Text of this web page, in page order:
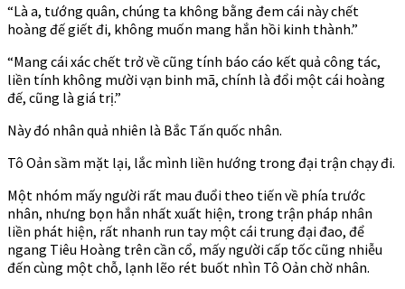
“Là a, tướng quân, chúng ta không bằng đem cái này chết
hoàng đế giết đi, không muốn mang hắn hồi kinh thành.”
“Mang cái xác chết trở về cũng tính báo cáo kết quả công tác,
liền tính không mười vạn binh mã, chính là đổi một cái hoàng
đế, cũng là giá trị.”
Này đó nhân quả nhiên là Bắc Tấn quốc nhân.
Tô Oản sầm mặt lại, lắc mình liền hướng trong đại trận chạy đi.
Một nhóm mấy người rất mau đuổi theo tiến về phía trước
nhân, nhưng bọn hắn nhất xuất hiện, trong trận pháp nhân
liền phát hiện, rất nhanh run tay một cái trung đại đao, để
ngang Tiêu Hoàng trên cần cổ, mấy người cấp tốc cũng nhiễu
đến cùng một chỗ, lạnh lẽo rét buốt nhìn Tô Oản chờ nhân.